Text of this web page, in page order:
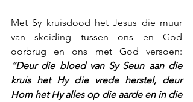
Met Sy kruisdood het Jesus die muur
van skeiding tussen ons en God
“Deur die bloed van Sy Seun aan die
kruis het Hy die vrede herstel, deur
Hom het Hy alles op die aarde en in die